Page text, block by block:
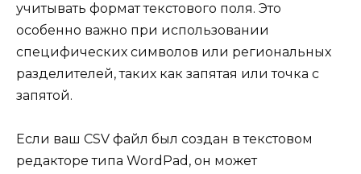
учитывать формат текстового поля. Это
особенно важно при использовании
специфических символов или региональных
разделителей, таких как запятая или точка с
запятой.
Если ваш CSV файл был создан в текстовом
редакторе типа WordPad, он может